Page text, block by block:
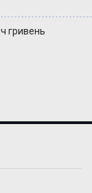
гривень